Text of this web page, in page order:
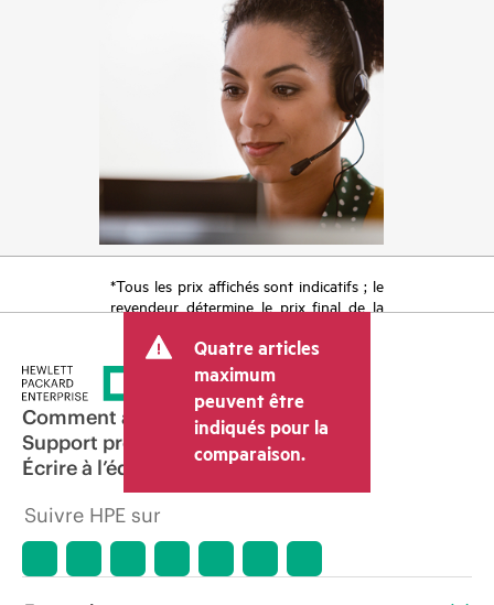
*Tous les prix affichés sont indicatifs ; le
revendeur détermine le prix final de la
tels que la TVA ou les taxes sur la vente
et les frais d’expédition. Le prix de la
transaction déterminé par le revendeur
peut varier par rapport à d’autres
revendeurs et au prix indicatif affiché.
Les prix indicatifs peuvent inclure des
offres promotionnelles limitées dans le
temps. HPE se réserve le droit d’ajuster
les prix à tout moment pour diverses
raisons, notamment, mais sans s’y limiter,
l’arrêt d’un produit, la disponibilité
Quatre articles
maximum
peuvent être
indiqués pour la
comparaison.
Comment acheter
Support produit
Écrire à l’équipe commerciale
Suivre HPE sur